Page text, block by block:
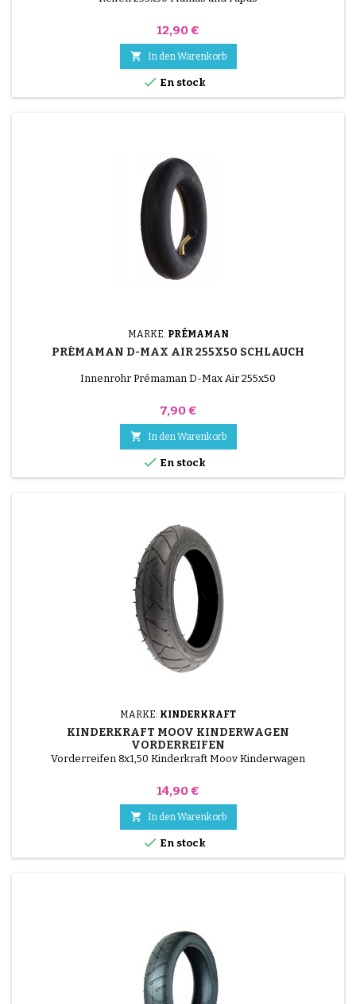
Preis
12,90 €
 In den Warenkorb
 En stock
MARKE: PRÉMAMAN
PRÉMAMAN D-MAX AIR 255X50 SCHLAUCH
Innenrohr Prémaman D-Max Air 255x50
Preis
7,90 €
 In den Warenkorb
 En stock
MARKE: KINDERKRAFT
KINDERKRAFT MOOV KINDERWAGEN
VORDERREIFEN
Vorderreifen 8x1,50 Kinderkraft Moov Kinderwagen
Preis
14,90 €
 In den Warenkorb
 En stock